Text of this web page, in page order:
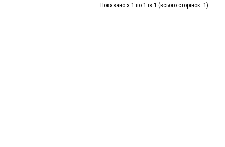
Показано з 1 по 1 із 1 (всього сторінок: 1)